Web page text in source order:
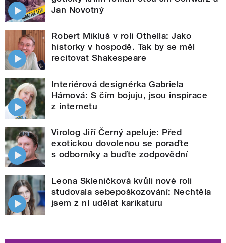
Jan Novotný
Robert Mikluš v roli Othella: Jako
historky v hospodě. Tak by se měl
recitovat Shakespeare
Interiérová designérka Gabriela
Hámová: S čím bojuju, jsou inspirace
z internetu
Virolog Jiří Černý apeluje: Před
exotickou dovolenou se poraďte
s odborníky a buďte zodpovědní
Leona Skleničková kvůli nové roli
studovala sebepoškozování: Nechtěla
jsem z ní udělat karikaturu